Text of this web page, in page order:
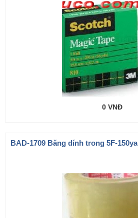
0 VNĐ
BAD-1709 Băng dính trong 5F-150ya